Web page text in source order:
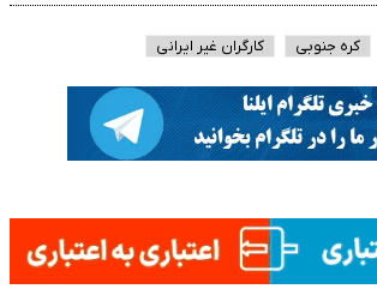
کره جنوبی کارگران غیر ایرانی